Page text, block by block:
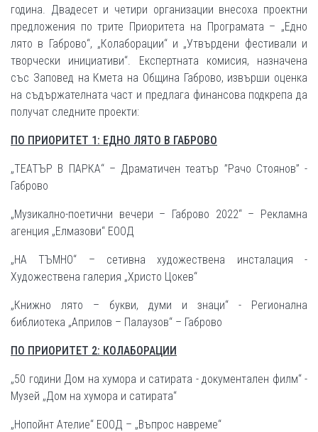
година. Двадесет и четири организации внесоха проектни
предложения по трите Приоритета на Програмата – „Едно
лято в Габрово“, „Колаборации“ и „Утвърдени фестивали и
творчески инициативи“. Експертната комисия, назначена
със Заповед на Кмета на Община Габрово, извърши оценка
на съдържателната част и предлага финансова подкрепа да
получат следните проекти:
ПО ПРИОРИТЕТ 1: ЕДНО ЛЯТО В ГАБРОВО
„ТЕАТЪР В ПАРКА“ – Драматичен театър ”Рачо Стоянов” -
Габрово
„Музикално-поетични вечери – Габрово 2022“ – Рекламна
агенция „Елмазови“ ЕООД
„НА ТЪМНО“ – сетивна художествена инсталация -
Художествена галерия „Христо Цокев“
„Книжно лято – букви, думи и знаци“ - Регионална
библиотека „Априлов – Палаузов“ – Габрово
ПО ПРИОРИТЕТ 2: КОЛАБОРАЦИИ
„50 години Дом на хумора и сатирата - документален филм“ -
Музей „Дом на хумора и сатирата“
„Нопойнт Ателие“ ЕООД – „Въпрос навреме“